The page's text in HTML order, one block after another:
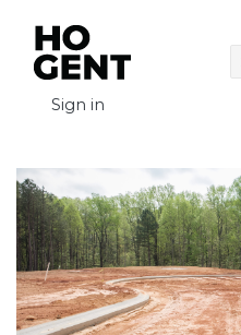
Sign in